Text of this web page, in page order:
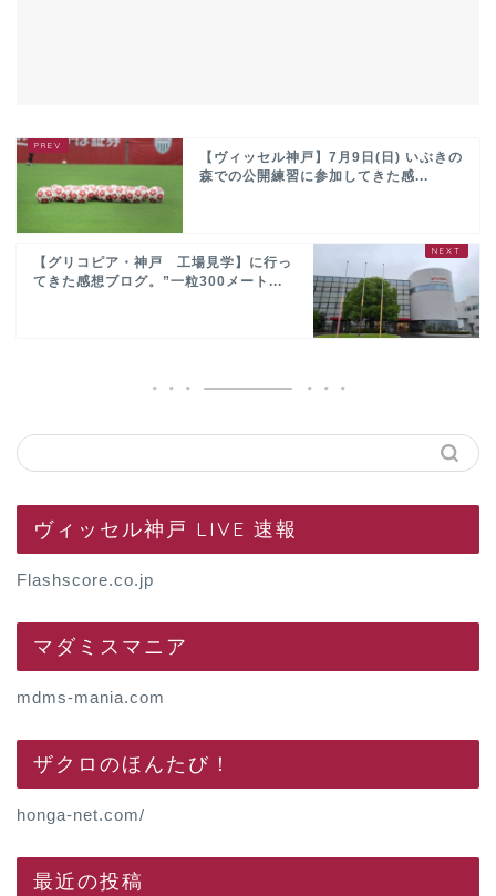
【ヴィッセル神戸】7月9日(日) いぶきの
森での公開練習に参加してきた感...
【グリコピア・神戸 工場見学】に行っ
てきた感想ブログ。”一粒300メート...
ヴィッセル神戸 LIVE 速報
Flashscore.co.jp
マダミスマニア
mdms-mania.com
ザクロのほんたび！
honga-net.com/
最近の投稿